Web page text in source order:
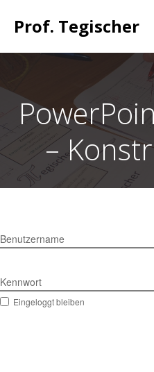
Prof. Tegischer
–
Benutzername
Kennwort
Eingeloggt bleiben